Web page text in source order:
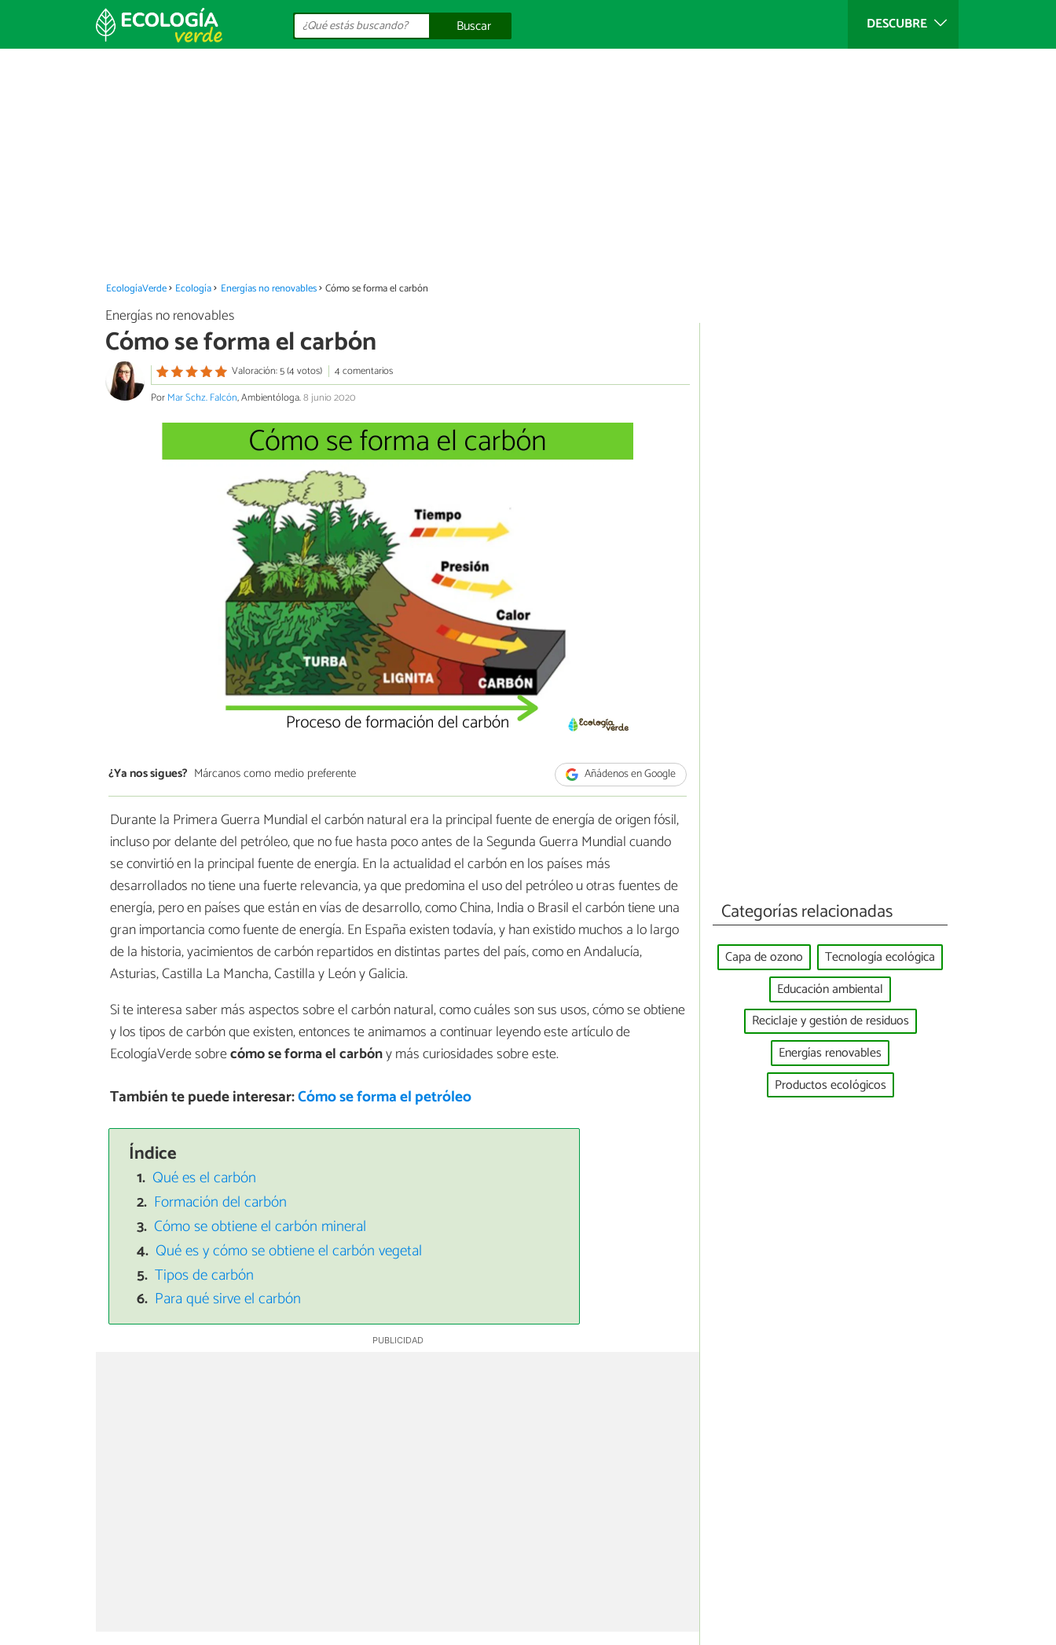
DESCUBRE
Buscar
EcologíaVerde Ecología Energías no renovables Cómo se forma el carbón
Energías no renovables
Cómo se forma el carbón
Valoración: 5 (4 votos)
4 comentarios
PorMar Schz. Falcón, Ambientóloga.8 junio 2020
¿Ya nos sigues? Márcanos como medio preferente Añádenos en Google
Durante la Primera Guerra Mundial el carbón natural era la principal fuente de energía de origen fósil,
incluso por delante del petróleo, que no fue hasta poco antes de la Segunda Guerra Mundial cuando
se convirtió en la principal fuente de energía. En la actualidad el carbón en los países más
desarrollados no tiene una fuerte relevancia, ya que predomina el uso del petróleo u otras fuentes de
energía, pero en países que están en vías de desarrollo, como China, India o Brasil el carbón tiene una
gran importancia como fuente de energía. En España existen todavía, y han existido muchos a lo largo
de la historia, yacimientos de carbón repartidos en distintas partes del país, como en Andalucía,
Asturias, Castilla La Mancha, Castilla y León y Galicia.
Si te interesa saber más aspectos sobre el carbón natural, como cuáles son sus usos, cómo se obtiene
y los tipos de carbón que existen, entonces te animamos a continuar leyendo este artículo de
EcologíaVerde sobrecómo se forma el carbóny más curiosidades sobre este.
También te puede interesar:Cómo se forma el petróleo
Índice
Qué es el carbón
Formación del carbón
Cómo se obtiene el carbón mineral
Qué es y cómo se obtiene el carbón vegetal
Tipos de carbón
Para qué sirve el carbón
Categorías relacionadas
Capa de ozono
Tecnología ecológica
Educación ambiental
Reciclaje y gestión de residuos
Energías renovables
Productos ecológicos